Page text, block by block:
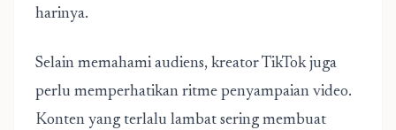
harinya.
Selain memahami audiens, kreator TikTok juga
perlu memperhatikan ritme penyampaian video.
Konten yang terlalu lambat sering membuat